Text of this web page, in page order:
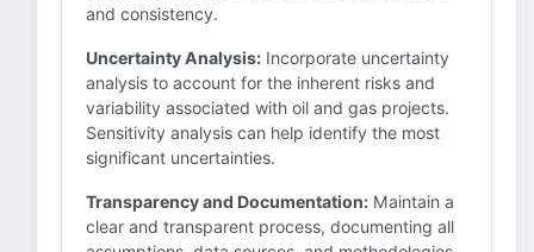
and consistency.
Uncertainty Analysis: Incorporate uncertainty
analysis to account for the inherent risks and
variability associated with oil and gas projects.
Sensitivity analysis can help identify the most
significant uncertainties.
Transparency and Documentation: Maintain a
clear and transparent process, documenting all